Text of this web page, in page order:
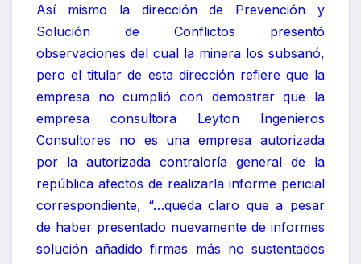
Así mismo la dirección de Prevención y
Solución de Conflictos presentó
observaciones del cual la minera los subsanó,
pero el titular de esta dirección refiere que la
empresa no cumplió con demostrar que la
empresa consultora Leyton Ingenieros
Consultores no es una empresa autorizada
por la autorizada contraloría general de la
república afectos de realizarla informe pericial
correspondiente, “…queda claro que a pesar
de haber presentado nuevamente de informes
solución añadido firmas más no sustentados